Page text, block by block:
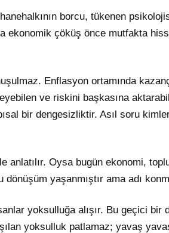
borcu, tükenen
ekonomik çöküş önce mutfakta
Enflasyon ortamında
ve riskini başkasına
bir dengesizliktir. Asıl soru
Oysa bugün ekonomi,
yaşanmıştır ama adı
yoksulluğa alışır. Bu geçici bir
yoksulluk patlamaz; yavaş